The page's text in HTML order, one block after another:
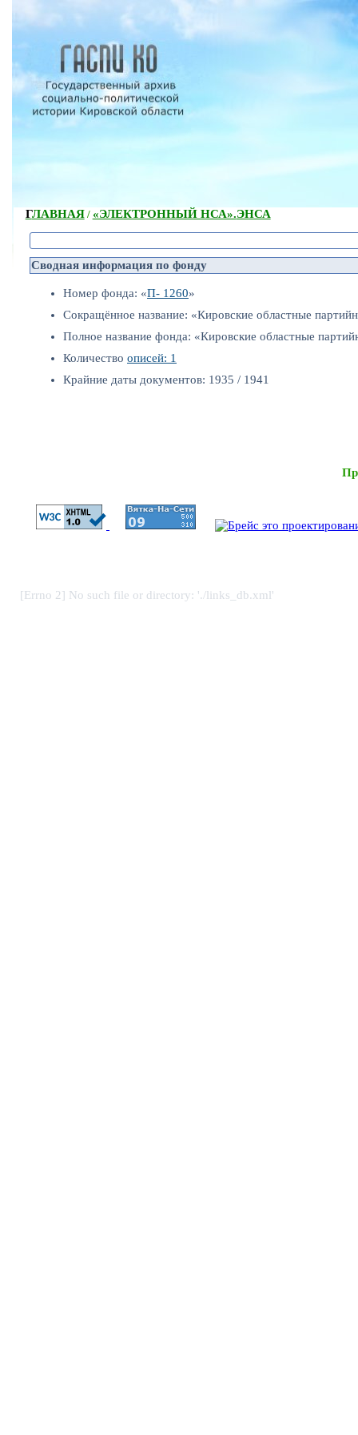
ГЛАВНАЯ/ «ЭЛЕКТРОННЫЙ НСА».ЭНСА
Сводная информация по фонду
Номер фонда: «П- 1260»
Сокращённое название: «Кировские областные
Полное название фонда: «Кировские областные
Количество описей: 1
Крайние даты документов: 1935 / 1941
[Errno 2] No such file or directory: './links_db.xml'